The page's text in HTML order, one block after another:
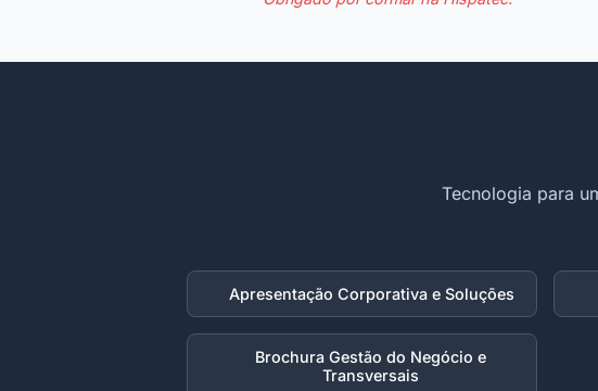
Tecnologia para
Apresentação Corporativa e Soluções
Brochura Gestão do Negócio e
Transversais